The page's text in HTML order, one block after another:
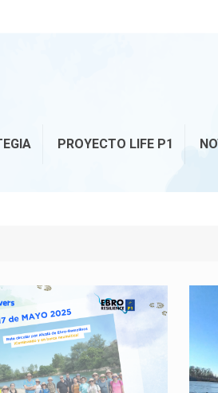
PROYECTO LIFE P1